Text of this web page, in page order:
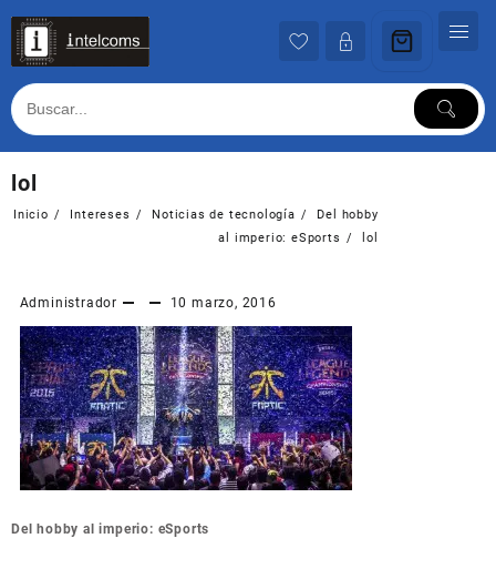
contenido
lol
Inicio Intereses Noticias de tecnología
Del hobby
al imperio: eSports
lol
Administrador 10 marzo, 2016
Navegación
Del hobby al imperio: eSports